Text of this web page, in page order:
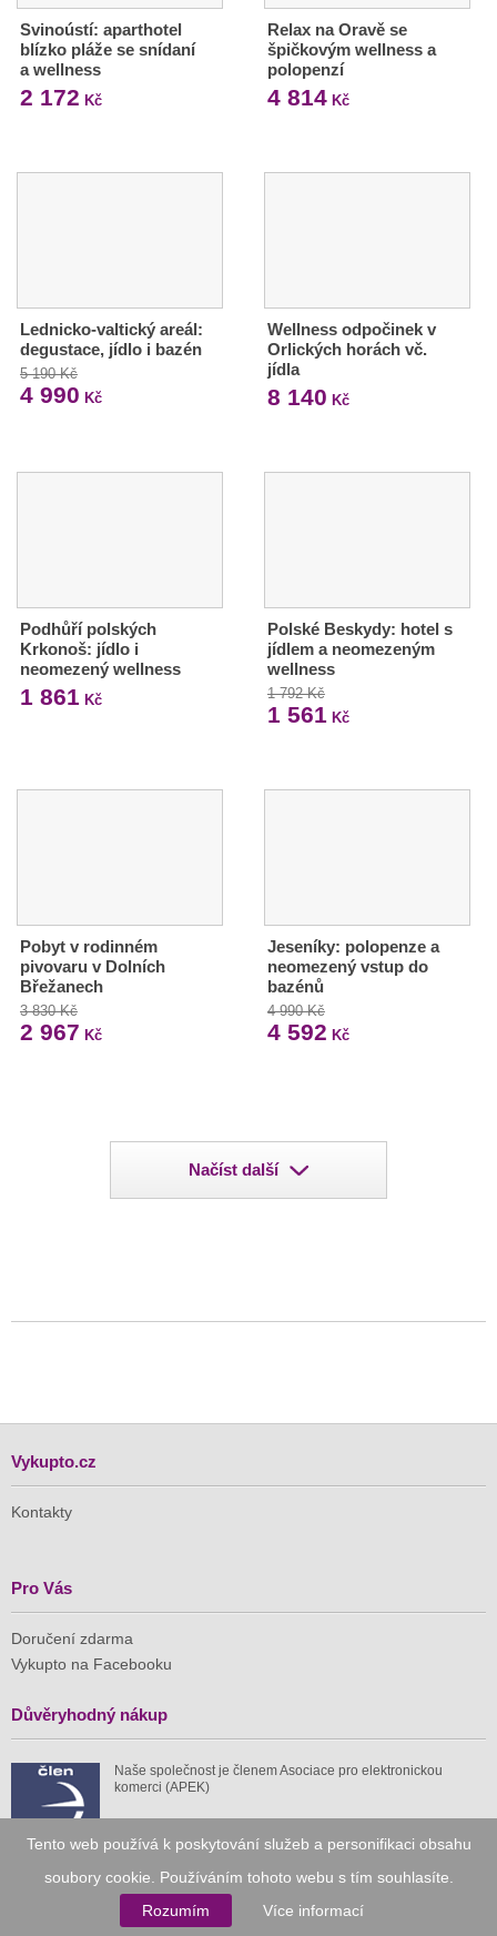
Tento web používá k poskytování služeb a personifikaci obsahu
soubory cookie. Používáním tohoto webu s tím souhlasíte.
Rozumím
Více informací
Svinoústí: aparthotel
blízko pláže se snídaní
a wellness
2 172 Kč
Relax na Oravě se
špičkovým wellness a
polopenzí
4 814Kč
Lednicko-valtický areál:
degustace, jídlo i bazén
5 190 Kč
4 990 Kč
Wellness odpočinek v
Orlických horách vč.
jídla
8 140 Kč
Podhůří polských
Krkonoš: jídlo i
neomezený wellness
1 861 Kč
Polské Beskydy: hotel s
jídlem a neomezeným
wellness
1 792 Kč
1 561 Kč
Pobyt v rodinném
pivovaru v Dolních
Břežanech
3 830 Kč
2 967 Kč
Jeseníky: polopenze a
neomezený vstup do
bazénů
4 990 Kč
4 592 Kč
Načíst další
Vykupto.cz
Kontakty
Pro Vás
Doručení zdarma
Vykupto na Facebooku
Důvěryhodný nákup
Naše společnost je členem Asociace pro elektronickou
komerci (APEK)